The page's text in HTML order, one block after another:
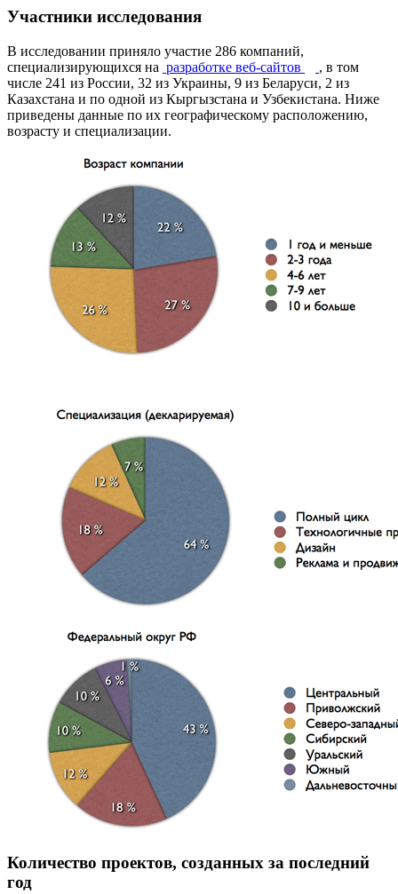
Участники исследования
В исследовании приняло участие 286 компаний,
специализирующихся на разработке веб-сайтов
, в том
числе 241 из России, 32 из Украины, 9 из Беларуси, 2 из
Казахстана и по одной из Кыргызстана и Узбекистана. Ниже
приведены данные по их географическому расположению,
возрасту и специализации.
Количество проектов, созданных за последний
год